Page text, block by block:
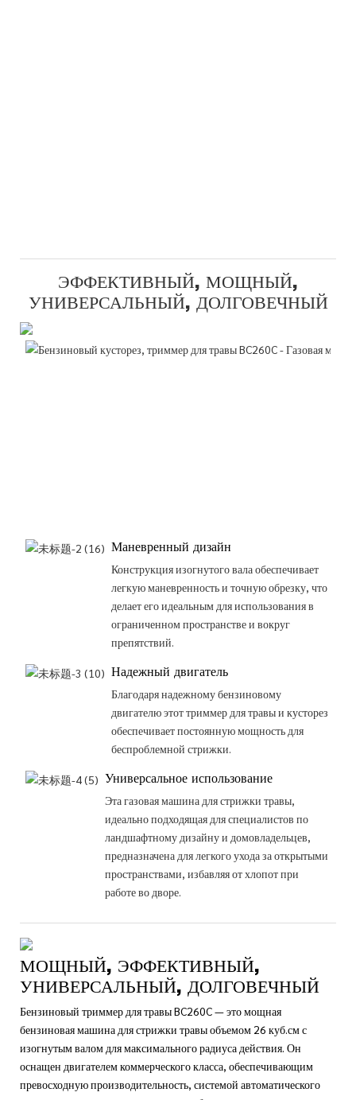
ЭФФЕКТИВНЫЙ, МОЩНЫЙ,
УНИВЕРСАЛЬНЫЙ, ДОЛГОВЕЧНЫЙ
Маневренный дизайн
Конструкция изогнутого вала обеспечивает
легкую маневренность и точную обрезку, что
делает его идеальным для использования в
ограниченном пространстве и вокруг
препятствий.
Надежный двигатель
Благодаря надежному бензиновому
двигателю этот триммер для травы и кусторез
обеспечивает постоянную мощность для
беспроблемной стрижки.
Универсальное использование
Эта газовая машина для стрижки травы,
идеально подходящая для специалистов по
ландшафтному дизайну и домовладельцев,
предназначена для легкого ухода за открытыми
пространствами, избавляя от хлопот при
работе во дворе.
МОЩНЫЙ, ЭФФЕКТИВНЫЙ,
УНИВЕРСАЛЬНЫЙ, ДОЛГОВЕЧНЫЙ
Бензиновый триммер для травы BC260C — это мощная
бензиновая машина для стрижки травы объемом 26 куб.см с
изогнутым валом для максимального радиуса действия. Он
оснащен двигателем коммерческого класса, обеспечивающим
превосходную производительность, системой автоматического